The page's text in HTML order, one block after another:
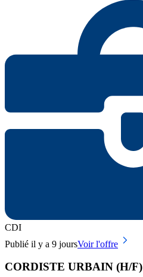
CDI
Publié il y a 9 joursVoir l'offre
CORDISTE URBAIN (H/F)